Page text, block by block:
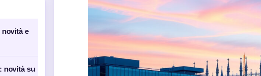
novità e
novità su